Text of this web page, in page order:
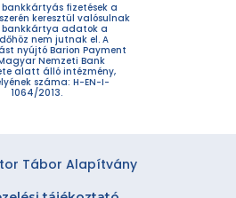
bankkártyás fizetések a
keresztül valósulnak
bankkártya adatok a
nem jutnak el. A
nyújtó Barion Payment
Nemzeti Bank
alatt álló intézmény,
száma: H-EN-I-
1064/2013.
Tábor Alapítvány